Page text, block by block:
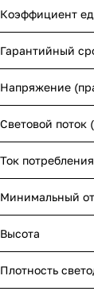
Коэффициент
Гарантийный
Напряжение
Световой поток
Ток
Минимальный
Высота
Плотность